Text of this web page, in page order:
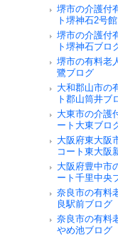
堺市の介護付
ト堺神石2号
堺市の介護付
ト堺神石ブロ
堺市の有料老
鷺ブログ
大和郡山市の
ト郡山筒井ブ
大東市の介護
ート大東ブロ
大阪府東大阪
コート東大阪
大阪府豊中市
ート千里中央
奈良市の有料
良駅前ブログ
奈良市の有料
やめ池ブログ